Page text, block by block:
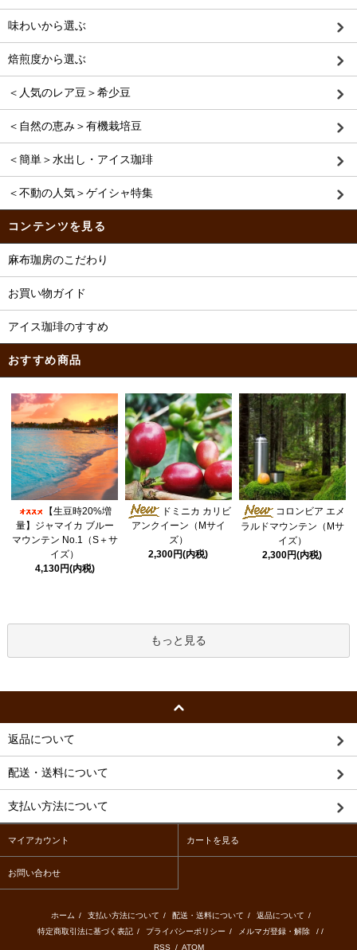
味わいから選ぶ
焙煎度から選ぶ
＜人気のレア豆＞希少豆
＜自然の恵み＞有機栽培豆
＜簡単＞水出し・アイス珈琲
＜不動の人気＞ゲイシャ特集
コンテンツを見る
麻布珈房のこだわり
お買い物ガイド
アイス珈琲のすすめ
おすすめ商品
【生豆時20%増
量】ジャマイカ ブルー
マウンテン No.1（S＋サ
イズ）
4,130円(内税)
ドミニカ カリビ
アンクイーン（Mサイ
ズ）
2,300円(内税)
コロンビア エメ
ラルドマウンテン（Mサ
イズ）
2,300円(内税)
もっと見る
返品について
配送・送料について
支払い方法について
マイアカウント カートを見る
お問い合わせ
ホーム / 支払い方法について / 配送・送料について / 返品について /
特定商取引法に基づく表記 / プライバシーポリシー / メルマガ登録・解除
/ /
RSS / ATOM